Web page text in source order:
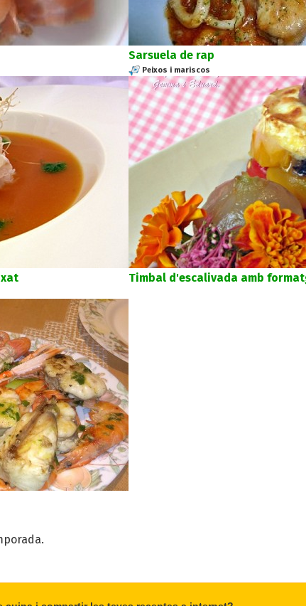
Sarsuela de rap
Peixos i mariscos
Timbal d'escalivada amb